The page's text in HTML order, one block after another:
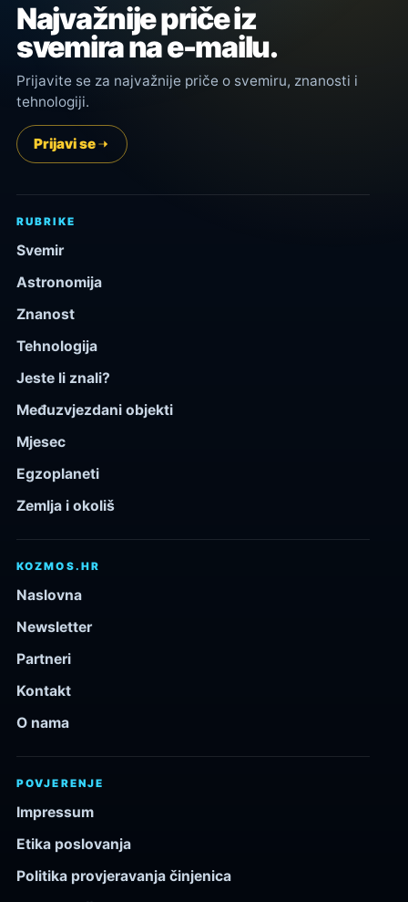
Najvažnije priče iz
svemira na e-mailu.
Prijavite se za najvažnije priče o svemiru, znanosti i
tehnologiji.
Prijavi se
RUBRIKE
Svemir
Astronomija
Znanost
Tehnologija
Jeste li znali?
Međuzvjezdani objekti
Mjesec
Egzoplaneti
Zemlja i okoliš
KOZMOS.HR
Naslovna
Newsletter
Partneri
Kontakt
O nama
POVJERENJE
Impressum
Etika poslovanja
Politika provjeravanja činjenica